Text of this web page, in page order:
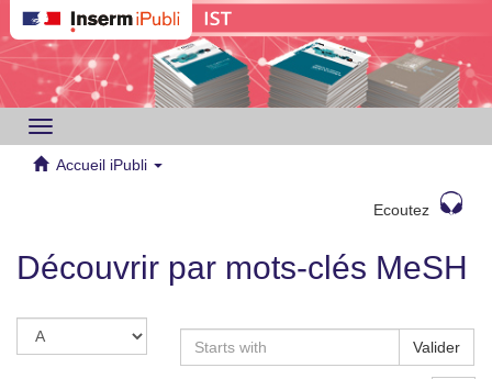
Toggle
navigation
Accueil iPubli
Ecoutez
Découvrir par mots-clés MeSH
Valider